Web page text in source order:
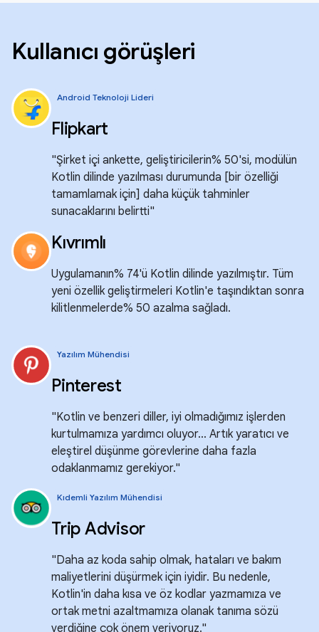
Kullanıcı görüşleri
Android Teknoloji Lideri
Flipkart
"Şirket içi ankette, geliştiricilerin% 50'si, modülün
Kotlin dilinde yazılması durumunda [bir özelliği
tamamlamak için] daha küçük tahminler
sunacaklarını belirtti"
Kıvrımlı
Uygulamanın% 74'ü Kotlin dilinde yazılmıştır. Tüm
yeni özellik geliştirmeleri Kotlin'e taşındıktan sonra
kilitlenmelerde% 50 azalma sağladı.
Yazılım Mühendisi
Pinterest
"Kotlin ve benzeri diller, iyi olmadığımız işlerden
kurtulmamıza yardımcı oluyor... Artık yaratıcı ve
eleştirel düşünme görevlerine daha fazla
odaklanmamız gerekiyor."
Kıdemli Yazılım Mühendisi
Trip Advisor
"Daha az koda sahip olmak, hataları ve bakım
maliyetlerini düşürmek için iyidir. Bu nedenle,
Kotlin'in daha kısa ve öz kodlar yazmamıza ve
ortak metni azaltmamıza olanak tanıma sözü
verdiğine çok önem veriyoruz."